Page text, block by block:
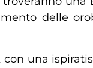
delle
una